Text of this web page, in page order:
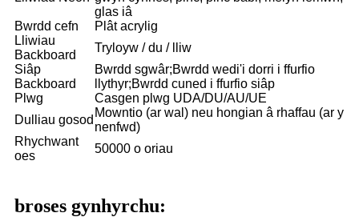
glas iâ
Bwrdd cefn
Plât acrylig
Lliwiau
Backboard
Tryloyw / du / lliw
Siâp
Backboard
Bwrdd sgwâr;Bwrdd wedi'i dorri i ffurfio
llythyr;Bwrdd cuned i ffurfio siâp
Plwg
Casgen plwg UDA/DU/AU/UE
Dulliau gosod
Mowntio (ar wal) neu hongian â rhaffau (ar y
nenfwd)
Rhychwant
oes
50000 o oriau
broses gynhyrchu: